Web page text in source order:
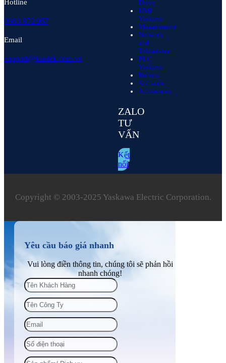
Hotline
0963 872 967
Email
support@kentek.com.vn
Drive
HMI
Yaskawa
Measurement
Network
and
Teleservice
PLC
Yaskawa
Robots
Software
Accessories
ZALO
TƯ
VẤN
Kết
nối
Copyright © 2003‑2025 Yaskawa Electric Corporation.
Yêu cầu báo giá nhanh
Vui lòng điền thông tin, chúng tôi sẽ phản hồi
nhanh chóng!